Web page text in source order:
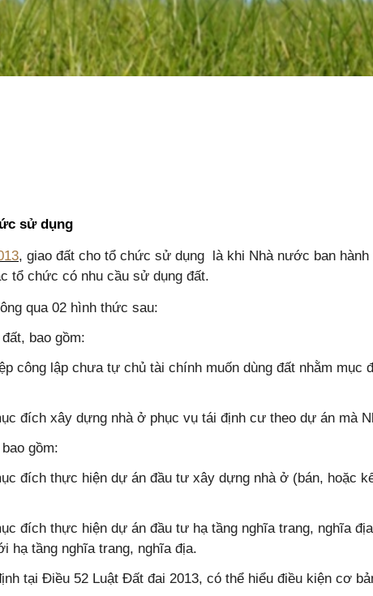
sử dụng
, giao đất cho tổ chức sử dụng là khi Nhà nước ban hành
tổ chức có nhu cầu sử dụng đất.
qua 02 hình thức sau:
bao gồm:
công lập chưa tự chủ tài chính muốn dùng đất nhằm mục
đích xây dựng nhà ở phục vụ tái định cư theo dự án mà
gồm:
đích thực hiện dự án đầu tư xây dựng nhà ở (bán, hoặc
đích thực hiện dự án đầu tư hạ tầng nghĩa trang, nghĩa
hạ tầng nghĩa trang, nghĩa địa.
tại Điều 52 Luật Đất đai 2013, có thể hiểu điều kiện cơ